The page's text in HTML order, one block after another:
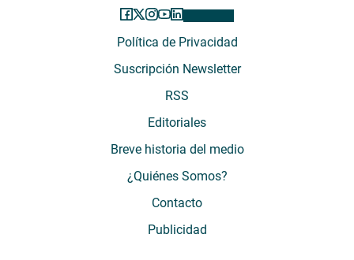
Política de Privacidad
Suscripción Newsletter
RSS
Editoriales
Breve historia del medio
¿Quiénes Somos?
Contacto
Publicidad